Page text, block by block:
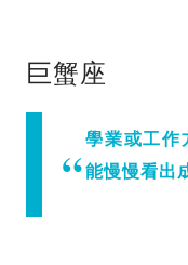
巨蟹座
學業或工作
能慢慢看